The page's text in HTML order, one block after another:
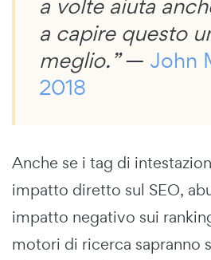
a volte aiuta
a capire questo
meglio.”— John
2018
Anche se i tag di
impatto diretto sul SEO,
impatto negativo sui
motori di ricerca sapranno